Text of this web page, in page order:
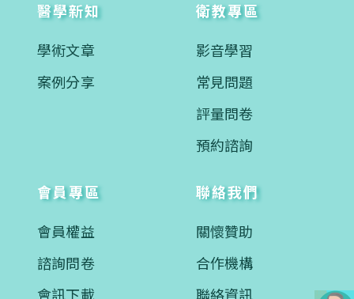
醫學新知
學術文章
案例分享
衛教專區
影音學習
常見問題
評量問卷
預約諮詢
會員專區
會員權益
諮詢問卷
會訊下載
聯絡我們
關懷贊助
合作機構
聯絡資訊